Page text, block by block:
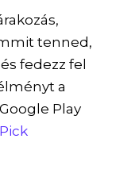
tenned,
fedezz fel
a
Play